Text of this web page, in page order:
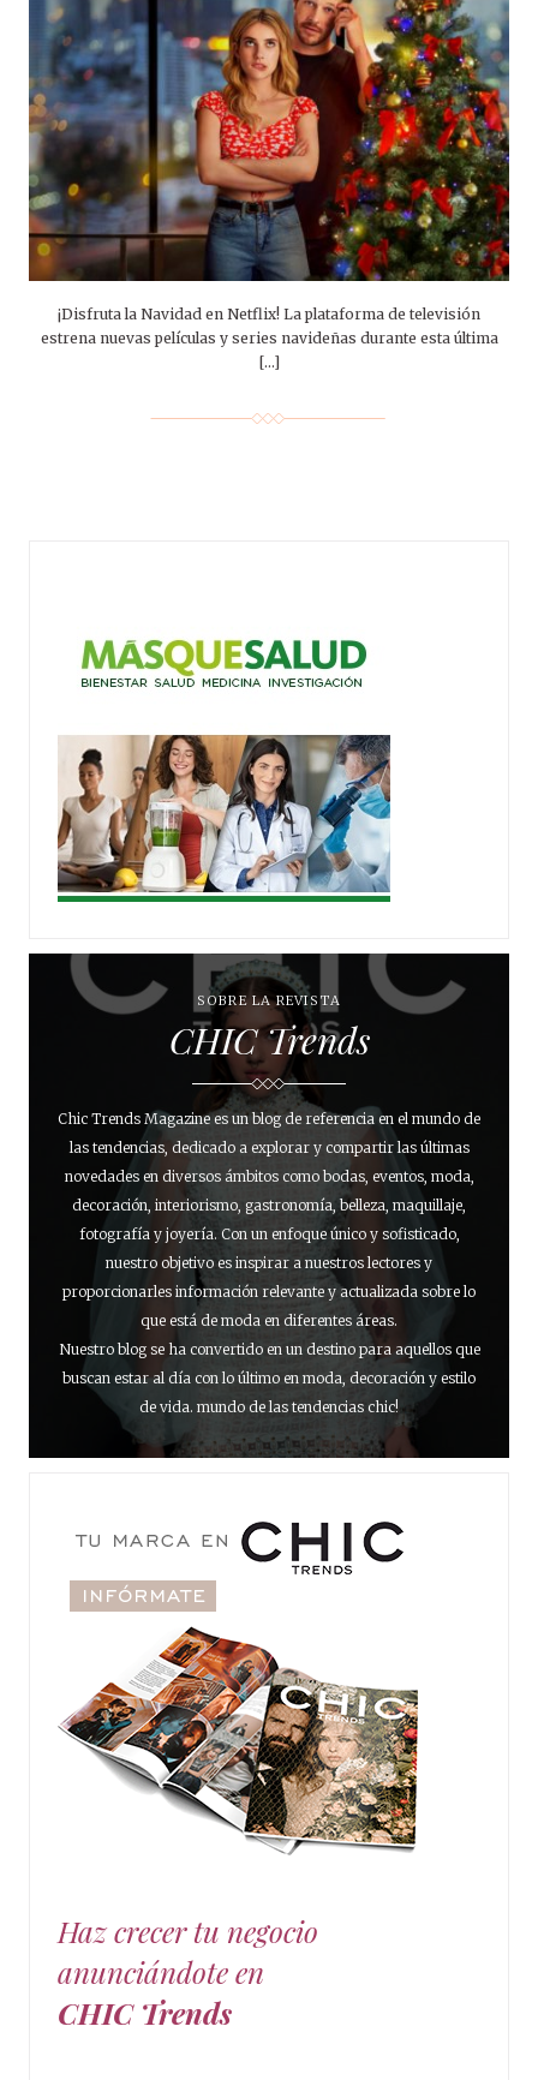
¡Disfruta la Navidad en Netflix! La plataforma de televisión
estrena nuevas películas y series navideñas durante esta última
[…]
SOBRE LA REVISTA
CHIC Trends
Chic Trends Magazine es un blog de referencia en el mundo de
las tendencias, dedicado a explorar y compartir las últimas
novedades en diversos ámbitos como bodas, eventos, moda,
decoración, interiorismo, gastronomía, belleza, maquillaje,
fotografía y joyería. Con un enfoque único y sofisticado,
nuestro objetivo es inspirar a nuestros lectores y
proporcionarles información relevante y actualizada sobre lo
que está de moda en diferentes áreas.
Nuestro blog se ha convertido en un destino para aquellos que
buscan estar al día con lo último en moda, decoración y estilo
de vida. mundo de las tendencias chic!
Haz crecer tu negocio
anunciándote en
CHIC Trends